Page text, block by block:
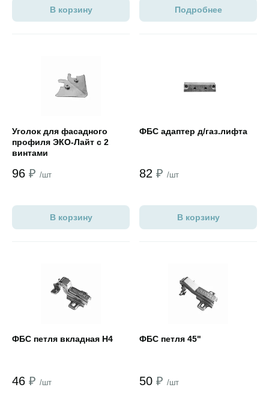
В корзину Подробнее
Уголок для фасадного
профиля ЭКО-Лайт с 2
винтами
96 ₽ /шт
В корзину
ФБС адаптер д/газ.лифта
82 ₽ /шт
В корзину
ФБС петля вкладная Н4
46 ₽ /шт
ФБС петля 45"
50 ₽ /шт